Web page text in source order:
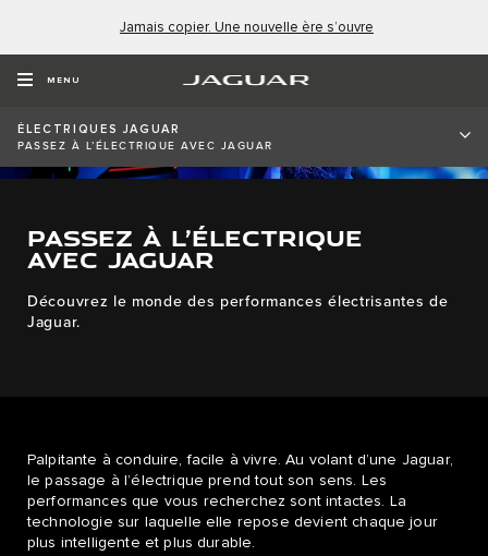
Jamais copier. Une nouvelle ère s’ouvre
MENU
ÉLECTRIQUES JAGUAR
PASSEZ À L’ÉLECTRIQUE AVEC JAGUAR
PASSEZ À L’ÉLECTRIQUE
AVEC JAGUAR
Découvrez le monde des performances électrisantes de
Jaguar.
Palpitante à conduire, facile à vivre. Au volant d’une Jaguar,
le passage à l’électrique prend tout son sens. Les
performances que vous recherchez sont intactes. La
technologie sur laquelle elle repose devient chaque jour
plus intelligente et plus durable.